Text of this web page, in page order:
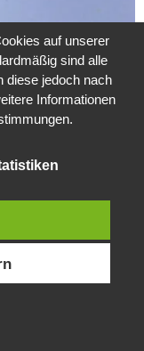
Nutzung dieser
zu.
auf unserer
sind alle
diese jedoch nach
Informationen